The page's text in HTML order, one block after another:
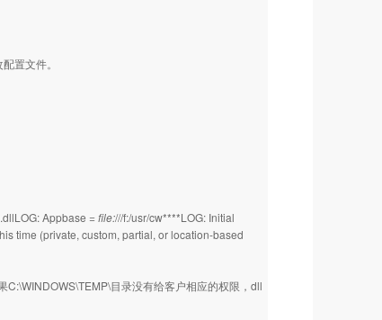
置文件。
Appbase = file:///f:/usr/cw****LOG: Initial
time (private, custom, partial, or location-based
目录没有给客户相应的权限，dll